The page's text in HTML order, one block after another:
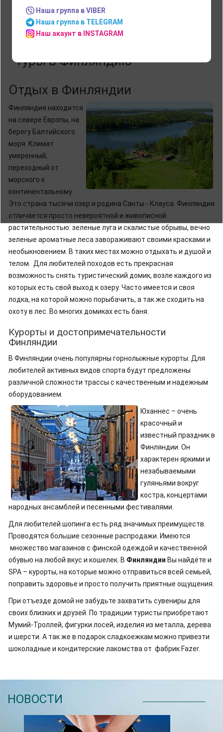
Турку Хельсинки
Туры в Финляндию
Отдых в Финляндии
Финляндия находится
на севере Европы, на
берегу Балтийского
моря. Климат
умеренный,
переходный от
морского к
континентальному.
Это страна тысячи озер и родина Санты - Клауса. Финляндия
отличается просто невероятной и живописной
растительностью: зеленые луга и скалистые обрывы, вечно
зеленые ароматные леса завораживают своими красками и
необыкновением. В таких местах можно отдыхать и душой и
телом. Для любителей походов есть прекрасная
возможность снять туристический домик, возле каждого из
которых есть свой выход к озеру. Часто имеется и своя
лодка, на которой можно порыбачить, а так же сходить на
охоту в лес. Во многих домиках есть баня.
Курорты и достопримечательности
Финляндии
В Финляндии очень популярны горнолыжные курорты. Для
любителей активных видов спорта будут предложены
различной сложности трассы с качественным и надежным
оборудованием.
Юханнес – очень
красочный и
известный праздник в
Финляндии. Он
характерен яркими и
незабываемыми
гуляньями вокруг
костра, концертами
народных ансамблей и песенными фестивалями.
Для любителей шопинга есть ряд значимых преимуществ.
Проводятся большие сезонные распродажи. Имеются
множество магазинов с финской одеждой и качественной
обувью на любой вкус и кошелек. В Финляндии Вы найдёте и
SPA – курорты, на которые можно отправиться всей семьей,
поправить здоровье и просто получить приятные ощущения.
При отъезде домой не забудьте захватить сувениры для
своих близких и друзей. По традиции туристы приобретают
Мумий-Троллей, фигурки лосей, изделия из металла, дерева
и шерсти. А так же в подарок сладкоежкам можно привезти
шоколадные и кондитерские лакомства от фабрик Fazer.
НОВОСТИ
Наша группа в VIBER
Наша группа в TELEGRAM
Наш акаунт в INSTAGRAM